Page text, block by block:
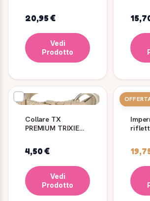
20,95 €
Vedi
Prodotto
Collare TX
PREMIUM TRIXIE
4,50 €
Vedi
Prodotto